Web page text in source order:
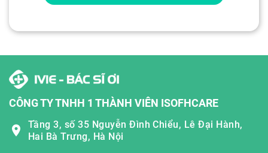
CÔNG TY TNHH 1 THÀNH VIÊN ISOFHCARE
Tầng 3, số 35 Nguyễn Đình Chiểu, Lê Đại Hành,
Hai Bà Trưng, Hà Nội